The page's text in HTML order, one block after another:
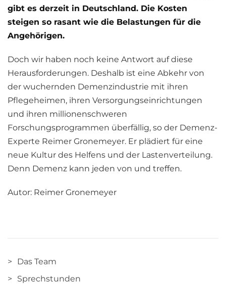
gibt es derzeit in Deutschland. Die Kosten
steigen so rasant wie die Belastungen für die
Angehörigen.
Doch wir haben noch keine Antwort auf diese
Herausforderungen. Deshalb ist eine Abkehr von
der wuchernden Demenzindustrie mit ihren
Pflegeheimen, ihren Versorgungseinrichtungen
und ihren millionenschweren
Forschungsprogrammen überfällig, so der Demenz-
Experte Reimer Gronemeyer. Er plädiert für eine
neue Kultur des Helfens und der Lastenverteilung.
Denn Demenz kann jeden von und treffen.
Autor: Reimer Gronemeyer
Das Team
Sprechstunden